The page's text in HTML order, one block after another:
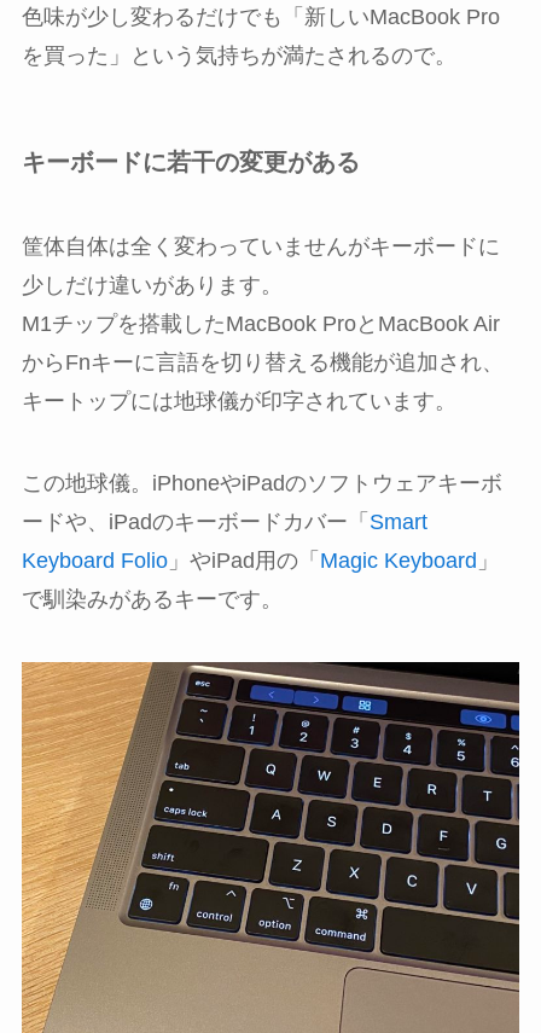
色味が少し変わるだけでも「新しいMacBook Pro
を買った」という気持ちが満たされるので。
キーボードに若干の変更がある
筐体自体は全く変わっていませんがキーボードに
少しだけ違いがあります。
M1チップを搭載したMacBook ProとMacBook Air
からFnキーに言語を切り替える機能が追加され、
キートップには地球儀が印字されています。
この地球儀。iPhoneやiPadのソフトウェアキーボ
ードや、iPadのキーボードカバー「 Smart
Keyboard Folio」やiPad用の「 Magic Keyboard 」
で馴染みがあるキーです。